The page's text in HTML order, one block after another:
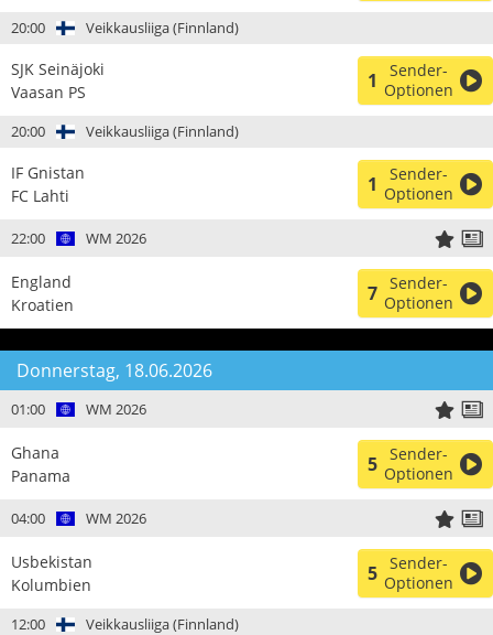
20:00 Veikkausliiga (Finnland)
SJK Seinäjoki
Vaasan PS
1
Sender-
Optionen
20:00 Veikkausliiga (Finnland)
IF Gnistan
FC Lahti
1
Sender-
Optionen
22:00 WM 2026
England
Kroatien
7 Sender-
Optionen
Donnerstag, 18.06.2026
01:00 WM 2026
Ghana
Panama
5 Sender-
Optionen
04:00 WM 2026
Usbekistan
Kolumbien
5 Sender-
Optionen
12:00 Veikkausliiga (Finnland)